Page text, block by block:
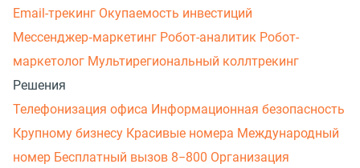
Email-трекинг Окупаемость инвестиций
Мессенджер‑маркетинг Робот-аналитик Робот-
маркетолог Мультирегиональный коллтрекинг
Решения
Телефонизация офиса Информационная безопасность
Крупному бизнесу Красивые номера Международный
номер Бесплатный вызов 8−800 Организация